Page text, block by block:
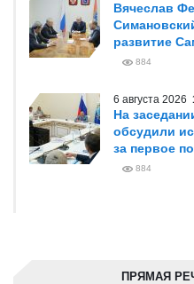
Вячеслав
развитие
884
6 августа 2026
На
обсудили
за первое
884
ПРЯМАЯ